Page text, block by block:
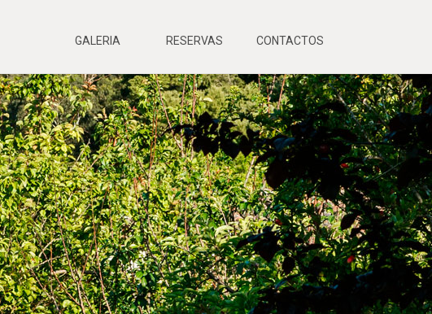
GALERIA RESERVAS CONTACTOS